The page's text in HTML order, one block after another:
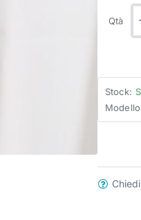
Stock:
Qtà